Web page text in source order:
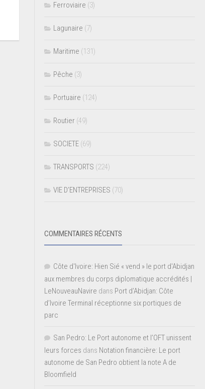
Ferroviaire (3)
Lagunaire (7)
Maritime (131)
Pêche (3)
Portuaire (124)
Routier (49)
SOCIETE (69)
TRANSPORTS (224)
VIE D’ENTREPRISES (70)
COMMENTAIRES RÉCENTS
Côte d'Ivoire: Hien Sié « vend » le port d'Abidjan
aux membres du corps diplomatique accrédités |
LeNouveauNavire dans Port d’Abidjan: Côte
d’Ivoire Terminal réceptionne six portiques de
parc
San Pedro: Le Port autonome et l’OFT unissent
leurs forces dans Notation financière: Le port
autonome de San Pedro obtient la note A de
Bloomfield